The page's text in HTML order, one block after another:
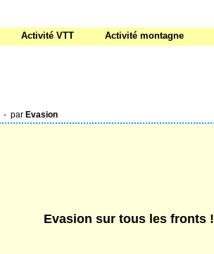
Activité VTT Activité montagne
- par Evasion
Evasion sur tous les fronts !